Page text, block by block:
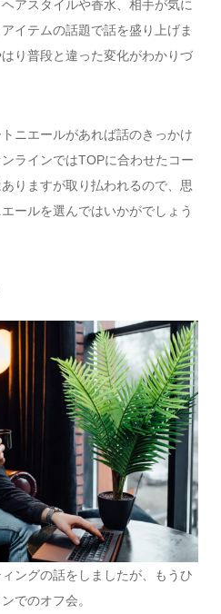
アスタイルや香水、相手が気に
イテムの話題で話を盛り上げま
り普段と違った変化がわかりづ
ニエールがあれば話のきっかけ
ラインではTOPに合わせたコー
りますが取り払われるので、思
ールを選んではいかがでしょう
ングの話をしましたが、もうひ
でのオフ会。